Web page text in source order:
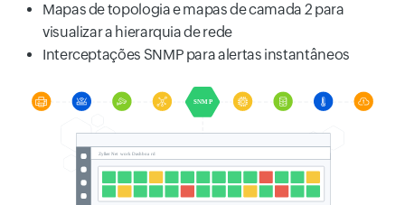
Mapas de topologia e mapas de camada 2 para
visualizar a hierarquia de rede
Interceptações SNMP para alertas instantâneos